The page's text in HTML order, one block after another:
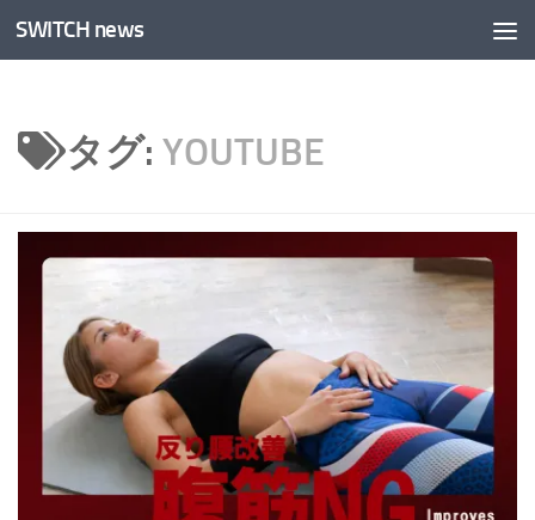
コンテンツへスキップ
SWITCH news
タグ: YOUTUBE